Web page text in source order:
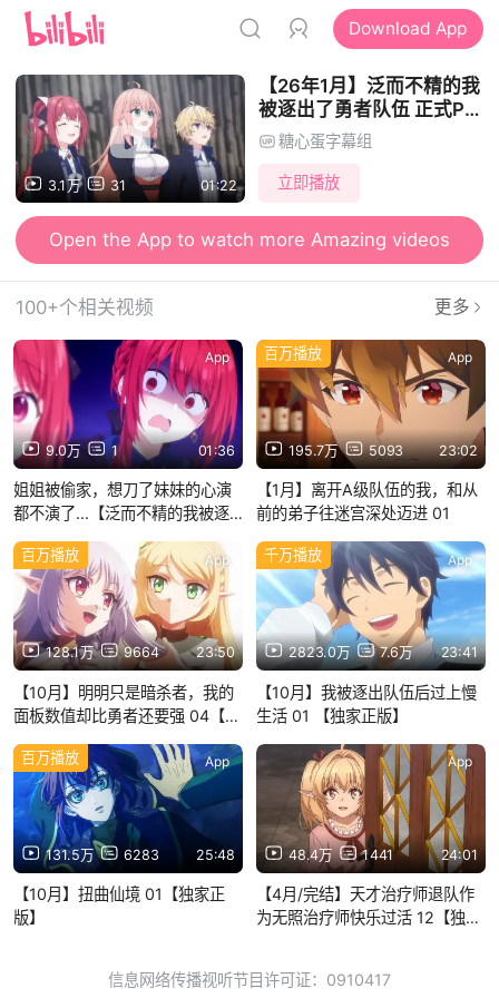
Download App
3.1万 31 01:22
【26年1月】泛而不精的我
被逐出了勇者队伍 正式PV
【糖心蛋字幕组】
糖心蛋字幕组
立即播放
Open the App to watch more Amazing videos
100+个相关视频 更多
9.0万 1 01:36
App
姐姐被偷家，想刀了妹妹的心演
都不演了...【泛而不精的我被逐
195.7万 5093 23:02
百万播放 App
【1月】离开A级队伍的我，和从
前的弟子往迷宫深处迈进 01
128.1万 9664 23:50
百万播放 App
【10月】明明只是暗杀者，我的
面板数值却比勇者还要强 04【独
2823.0万 7.6万 23:41
千万播放 App
【10月】我被逐出队伍后过上慢
生活 01 【独家正版】
131.5万 6283 25:48
百万播放 App
【10月】扭曲仙境 01【独家正
版】
48.4万 1441 24:01
App
【4月/完结】天才治疗师退队作
为无照治疗师快乐过活 12【独家
信息网络传播视听节目许可证：0910417